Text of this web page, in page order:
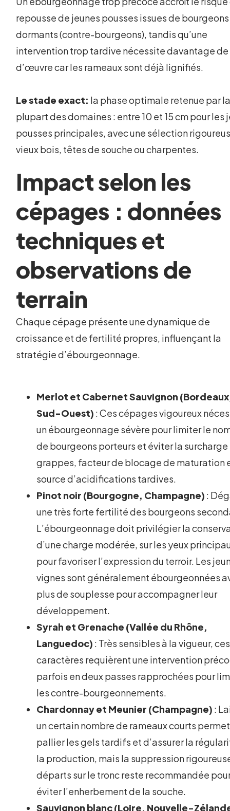
repousse de jeunes pousses issues de bourgeons
dormants (contre-bourgeons), tandis qu’une
intervention trop tardive nécessite davantage
d’œuvre car les rameaux sont déjà lignifiés.
Le stade exact: la phase optimale retenue par
plupart des domaines : entre 10 et 15 cm pour les
pousses principales, avec une sélection
vieux bois, têtes de souche ou charpentes.
Impact selon les
cépages : données
techniques et
observations de
terrain
Chaque cépage présente une dynamique de
croissance et de fertilité propres, influençant la
stratégie d’ébourgeonnage.
Merlot et Cabernet Sauvignon
Sud-Ouest) : Ces cépages vigoureux
un ébourgeonnage sévère pour limiter le
de bourgeons porteurs et éviter la surcharge
grappes, facteur de blocage de maturation
source d’acidifications tardives.
Pinot noir (Bourgogne, Champagne) :
une très forte fertilité des bourgeons
L’ébourgeonnage doit privilégier la
d’une charge modérée, sur les yeux
pour favoriser l’expression du terroir. Les
vignes sont généralement ébourgeonnées
plus de souplesse pour accompagner leur
développement.
Syrah et Grenache (Vallée du Rhône,
Languedoc) : Très sensibles à la vigueur, ces
caractères requièrent une intervention
parfois en deux passes rapprochées pour
les contre-bourgeonnements.
Chardonnay et Meunier (Champagne) :
un certain nombre de rameaux courts
pallier les gels tardifs et d’assurer la
la production, mais la suppression
départs sur le tronc reste recommandée
éviter l’enherbement de la souche.
Sauvignon blanc (Loire, Nouvelle-